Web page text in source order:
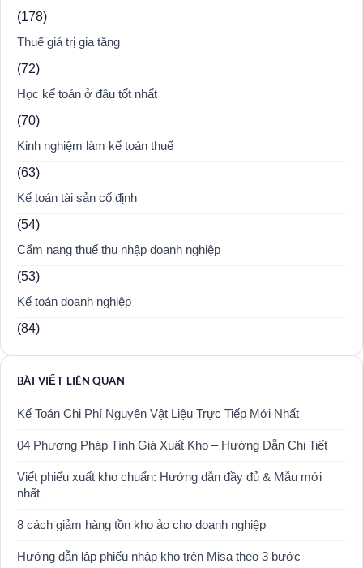
(178)
Thuế giá trị gia tăng
(72)
Học kế toán ở đâu tốt nhất
(70)
Kinh nghiệm làm kế toán thuế
(63)
Kế toán tài sản cố định
(54)
Cẩm nang thuế thu nhập doanh nghiệp
(53)
Kế toán doanh nghiệp
(84)
BÀI VIẾT LIÊN QUAN
Kế Toán Chi Phí Nguyên Vật Liệu Trực Tiếp Mới Nhất
04 Phương Pháp Tính Giá Xuất Kho – Hướng Dẫn Chi Tiết
Viết phiếu xuất kho chuẩn: Hướng dẫn đầy đủ & Mẫu mới
nhất
8 cách giảm hàng tồn kho ảo cho doanh nghiệp
Hướng dẫn lập phiếu nhập kho trên Misa theo 3 bước